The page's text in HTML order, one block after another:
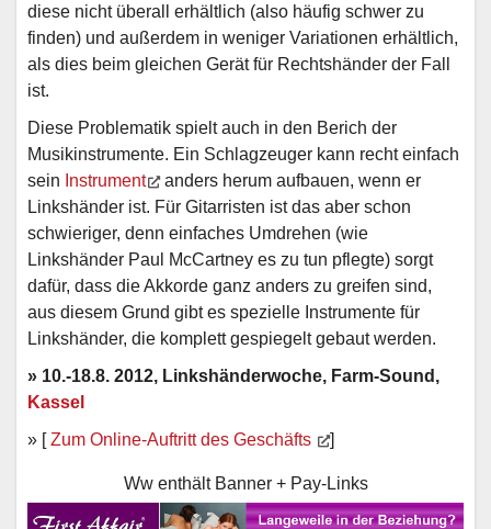
diese nicht überall erhältlich (also häufig schwer zu
finden) und außerdem in weniger Variationen erhältlich,
als dies beim gleichen Gerät für Rechtshänder der Fall
ist.
Diese Problematik spielt auch in den Berich der
Musikinstrumente. Ein Schlagzeuger kann recht einfach
sein Instrument
anders herum aufbauen, wenn er
Linkshänder ist. Für Gitarristen ist das aber schon
schwieriger, denn einfaches Umdrehen (wie
Linkshänder Paul McCartney es zu tun pflegte) sorgt
dafür, dass die Akkorde ganz anders zu greifen sind,
aus diesem Grund gibt es spezielle Instrumente für
Linkshänder, die komplett gespiegelt gebaut werden.
» 10.-18.8. 2012, Linkshänderwoche, Farm-Sound,
Kassel
» [Zum Online-Auftritt des Geschäfts ]
Ww enthält Banner + Pay-Links